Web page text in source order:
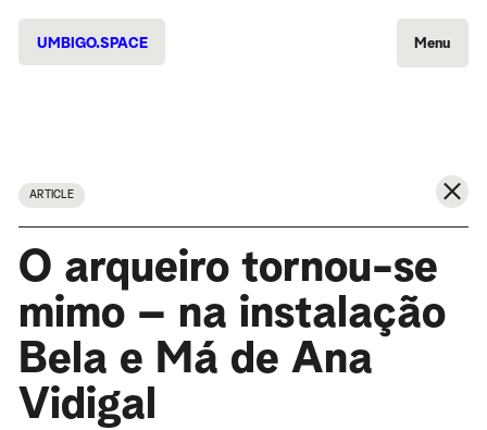
UMBIGO.SPACE Menu
ARTICLE
O arqueiro tornou-se
mimo – na instalação
Bela e Má de Ana
Vidigal